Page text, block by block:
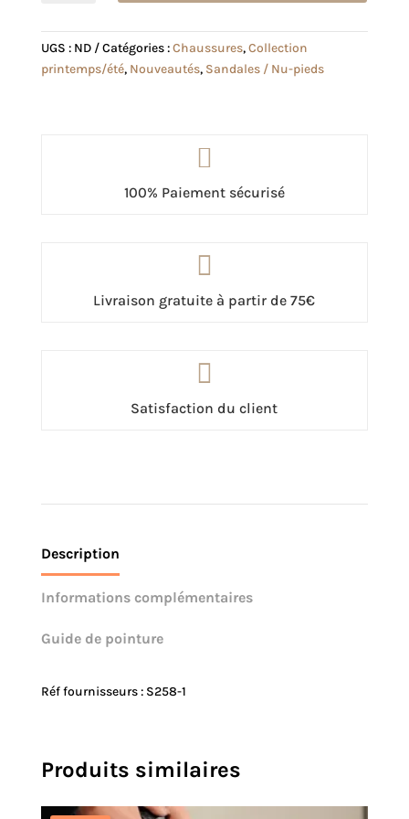
Léa
noire
UGS : ND Catégories :Chaussures,Collection
printemps/été, Nouveautés, Sandales / Nu-pieds

100% Paiement sécurisé

Livraison gratuite à partir de 75€

Satisfaction du client
Description
Informations complémentaires
Guide de pointure
Réf fournisseurs : S258-1
Produits similaires